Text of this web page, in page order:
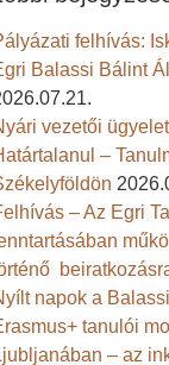
felhívás:
Balassi Bálint
vezetői ügyelet
–
– Az Egri
napok a
tanulói
– az